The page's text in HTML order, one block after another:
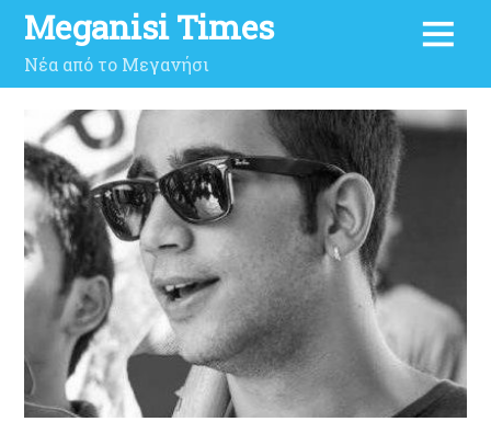
Meganisi Times
Νέα από το Μεγανήσι